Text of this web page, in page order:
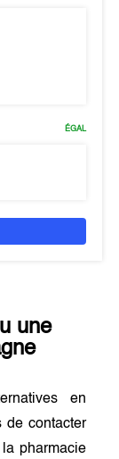
ÉGAL
une
en
de contacter
pharmacie